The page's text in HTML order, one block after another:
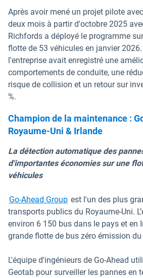
Après avoir mené un projet pilote
deux mois à partir d'octobre 2025
Richfords a déployé le programme
flotte de 53 véhicules en janvier
l'entreprise avait enregistré une
comportements de conduite, une
risque de collision et un retour sur
%.
Champion de la maintenance :
Royaume-Uni & Irlande
La détection automatique des
d'importantes économies sur une
véhicules
Go-Ahead Group est l'un des plus
transports publics du Royaume-Uni.
environ 6 150 bus dans le pays et en
grande flotte de bus zéro émission du
L'équipe d'ingénieurs de Go-Ahead
Geotab pour surveiller les pannes en